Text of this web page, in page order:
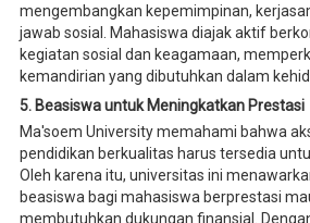
mengembangkan kepemimpinan,
jawab sosial. Mahasiswa diajak aktif
kegiatan sosial dan keagamaan,
kemandirian yang dibutuhkan dalam
5. Beasiswa untuk Meningkatkan Prestasi
Ma'soem University memahami bahwa
pendidikan berkualitas harus tersedia
Oleh karena itu, universitas ini
beasiswa bagi mahasiswa berprestasi
membutuhkan dukungan finansial.